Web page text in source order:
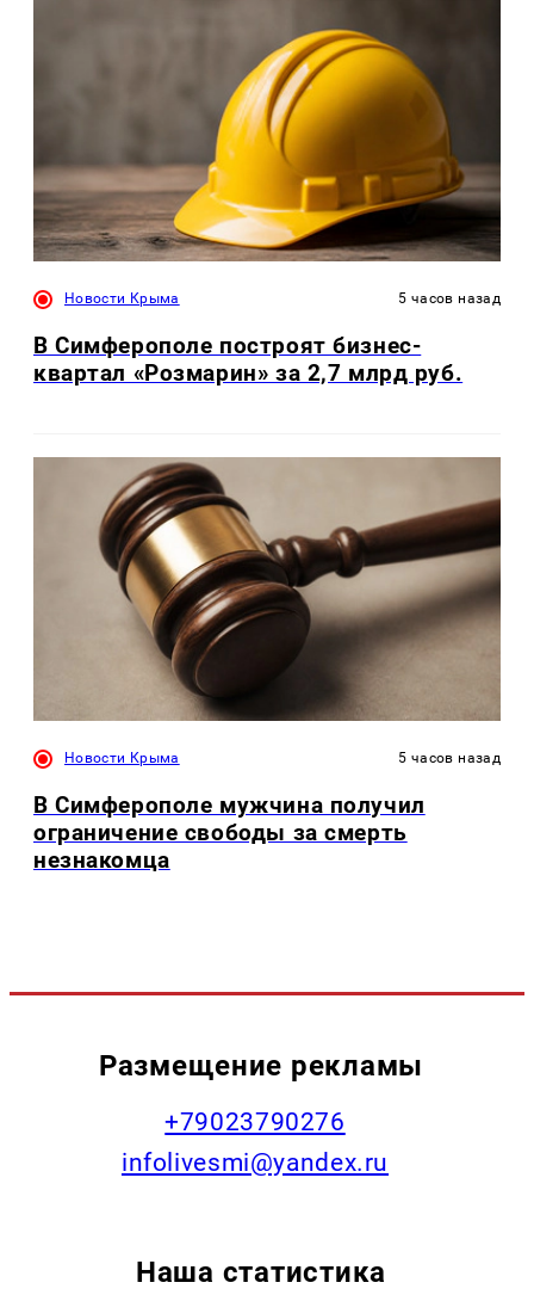
Новости Крыма 5 часов назад
В Симферополе построят бизнес-
квартал «Розмарин» за 2,7 млрд руб.
Новости Крыма 5 часов назад
В Симферополе мужчина получил
ограничение свободы за смерть
незнакомца
Размещение рекламы
+79023790276
infolivesmi@yandex.ru
Наша статистика